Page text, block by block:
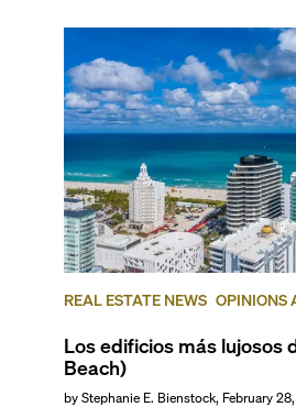
REAL ESTATE NEWS OPINIONS
Los edificios más lujosos
Beach)
by Stephanie E. Bienstock, February